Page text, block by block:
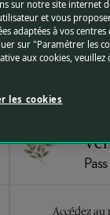
l’entrée du
Retrouvez le
Accédez au
sur notre site internet
et vous
adaptées à vos
sur "Paramétrer les
aux cookies, veuillez
les cookies